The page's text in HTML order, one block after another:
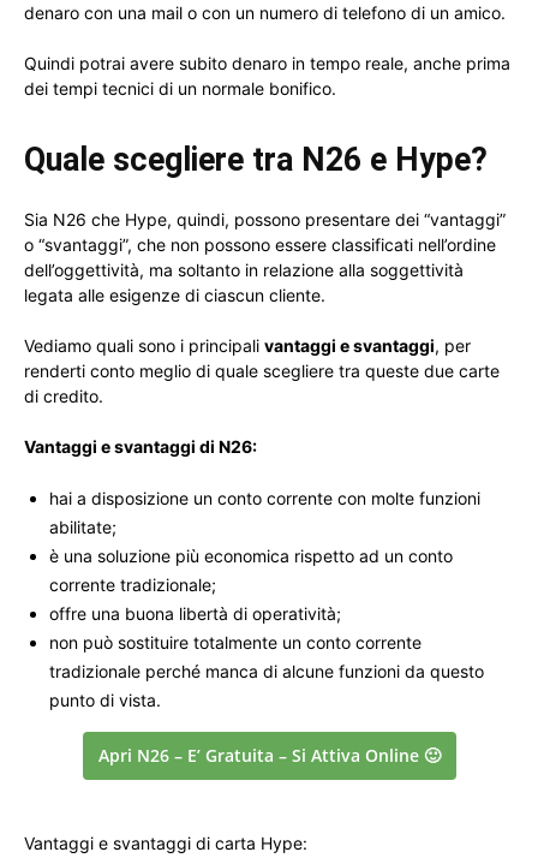
denaro con una mail o con un numero di telefono di un amico.
Quindi potrai avere subito denaro in tempo reale, anche prima
dei tempi tecnici di un normale bonifico.
Quale scegliere tra N26 e Hype?
Sia N26 che Hype, quindi, possono presentare dei “vantaggi”
o “svantaggi”, che non possono essere classificati nell’ordine
dell’oggettività, ma soltanto in relazione alla soggettività
legata alle esigenze di ciascun cliente.
Vediamo quali sono i principali vantaggi e svantaggi, per
renderti conto meglio di quale scegliere tra queste due carte
di credito.
Vantaggi e svantaggi di N26:
hai a disposizione un conto corrente con molte funzioni
abilitate;
è una soluzione più economica rispetto ad un conto
corrente tradizionale;
offre una buona libertà di operatività;
non può sostituire totalmente un conto corrente
tradizionale perché manca di alcune funzioni da questo
punto di vista.
Apri N26 – E’ Gratuita – Si Attiva Online 🙂
Vantaggi e svantaggi di carta Hype: